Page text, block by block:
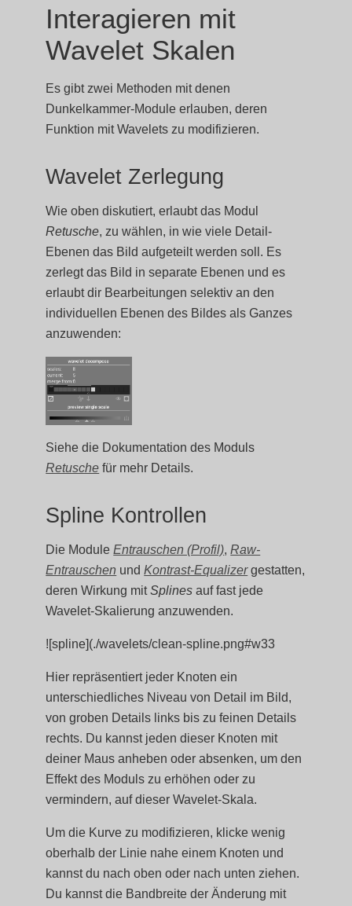
Interagieren mit
Wavelet Skalen
Es gibt zwei Methoden mit denen
Dunkelkammer-Module erlauben, deren
Funktion mit Wavelets zu modifizieren.
Wavelet Zerlegung
Wie oben diskutiert, erlaubt das Modul
Retusche, zu wählen, in wie viele Detail-
Ebenen das Bild aufgeteilt werden soll. Es
zerlegt das Bild in separate Ebenen und es
erlaubt dir Bearbeitungen selektiv an den
individuellen Ebenen des Bildes als Ganzes
anzuwenden:
Siehe die Dokumentation des Moduls
Retusche für mehr Details.
Spline Kontrollen
Die ModuleEntrauschen (Profil),Raw-
Entrauschen undKontrast-Equalizergestatten,
deren Wirkung mitSplines auf fast jede
Wavelet-Skalierung anzuwenden.
![spline](./wavelets/clean-spline.png#w33
Hier repräsentiert jeder Knoten ein
unterschiedliches Niveau von Detail im Bild,
von groben Details links bis zu feinen Details
rechts. Du kannst jeden dieser Knoten mit
deiner Maus anheben oder absenken, um den
Effekt des Moduls zu erhöhen oder zu
vermindern, auf dieser Wavelet-Skala.
Um die Kurve zu modifizieren, klicke wenig
oberhalb der Linie nahe einem Knoten und
kannst du nach oben oder nach unten ziehen.
Du kannst die Bandbreite der Änderung mit